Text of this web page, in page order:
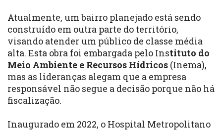
Atualmente, um bairro planejado está sendo
construído em outra parte do território,
visando atender um público de classe média
alta. Esta obra foi embargada pelo Instituto do
Meio Ambiente e Recursos Hídricos (Inema),
mas as lideranças alegam que a empresa
responsável não segue a decisão porque não há
fiscalização.
Inaugurado em 2022, o Hospital Metropolitano